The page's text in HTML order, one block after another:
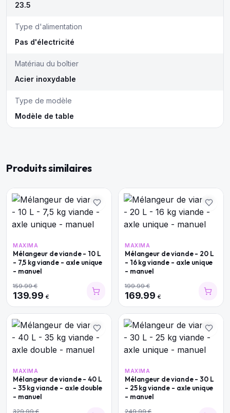
23.5
Type d'alimentation
Pas d'électricité
Matériau du boîtier
Acier inoxydable
Type de modèle
Modèle de table
Produits similaires
MAXIMA
Mélangeur de viande - 10 L
- 7,5 kg viande - axle unique
- manuel
159.99€
139.99 €
MAXIMA
Mélangeur de viande - 20 L
- 16 kg viande - axle unique
- manuel
199.99€
169.99 €
MAXIMA
Mélangeur de viande - 40 L
- 35 kg viande - axle double
- manuel
329.99€
MAXIMA
Mélangeur de viande - 30 L
- 25 kg viande - axle unique
- manuel
249.99€